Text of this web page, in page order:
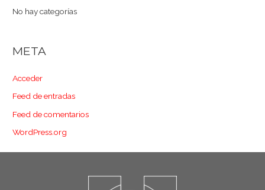
No hay categorías
META
Acceder
Feed de entradas
Feed de comentarios
WordPress.org